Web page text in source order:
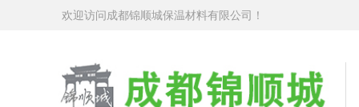
欢迎访问成都锦顺城保温材料有限公司！